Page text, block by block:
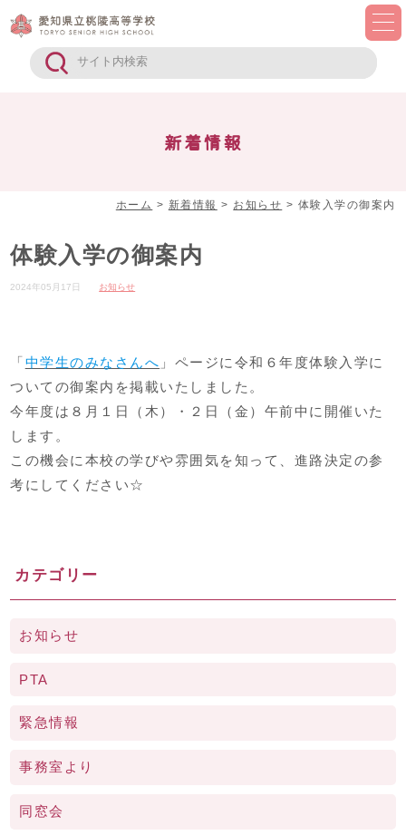
新着情報
ホーム > 新着情報 > お知らせ > 体験入学の御案内
体験入学の御案内
2024年05月17日 お知らせ
「中学生のみなさんへ 」ページに令和６年度体験入学に
ついての御案内を掲載いたしました。
今年度は８月１日（木）・２日（金）午前中に開催いた
します。
この機会に本校の学びや雰囲気を知って、進路決定の参
考にしてください☆
カテゴリー
お知らせ
PTA
緊急情報
事務室より
同窓会